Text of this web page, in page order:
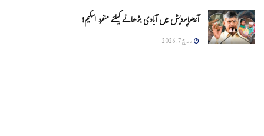
آندھراپردیش میں آبادی بڑھانے کیلئے منفرد اسکیم!
مارچ 7, 2026